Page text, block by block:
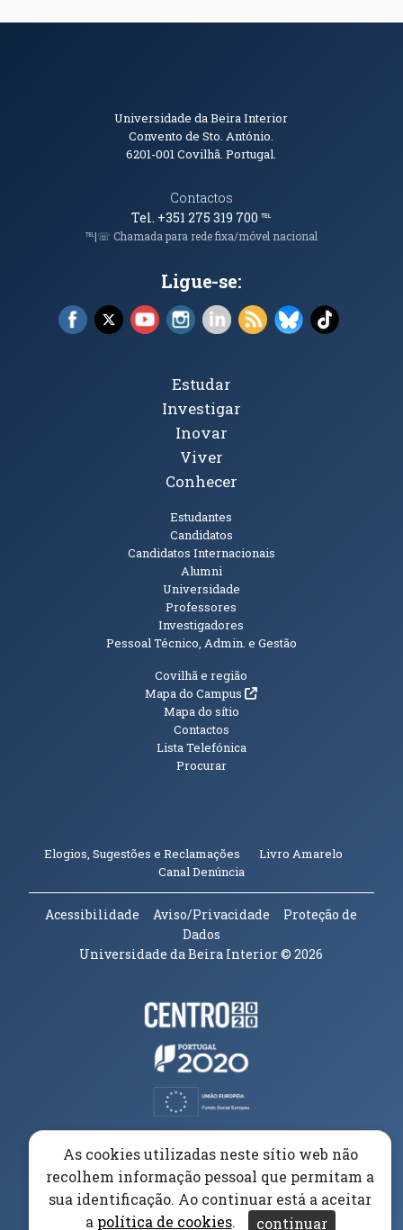
Informações de Contacto
Universidade da Beira Interior
Convento de Sto. António.
6201-001Covilhã. Portugal.
Contactos
Tel. +351 275 319 700℡
℡|☏ Chamada para rede fixa/móvel nacional
Ligue-se:
Facebook (abre em nova janela)
X (abre em nova janela)
YouTube (abre em nova janela)
Instagram (abre em nova janela)
LinkedIn (abre em nova
RSS (abre em nova
Bluesky (abre
TikTok
Tópicos Principais
Estudar
Investigar
Inovar
Viver
Conhecer
Estudantes
Candidatos
Candidatos Internacionais
Alumni
Universidade
Professores
Investigadores
Pessoal Técnico, Admin. e Gestão
Informações Adicionais
Covilhã e região
Mapa do Campus(abre em nova janela)
Mapa do sítio
Contactos
Lista Telefónica
Procurar
Elogios, Sugestões e Reclamações Livro Amarelo
Canal Denúncia(abre em nova janela)
Acessibilidade Aviso/Privacidade
Proteção de
Dados
Universidade da Beira Interior© 2026
Parceiros e Financiadores
(abre em nova janela)
(abre em nova janela)
As cookies utilizadas neste sítio web não
recolhem informação pessoal que permitam a
sua identificação. Ao continuar está a aceitar
a política de cookies. continuar